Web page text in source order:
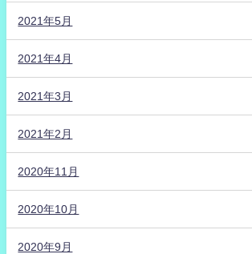
2021年5月
2021年4月
2021年3月
2021年2月
2020年11月
2020年10月
2020年9月